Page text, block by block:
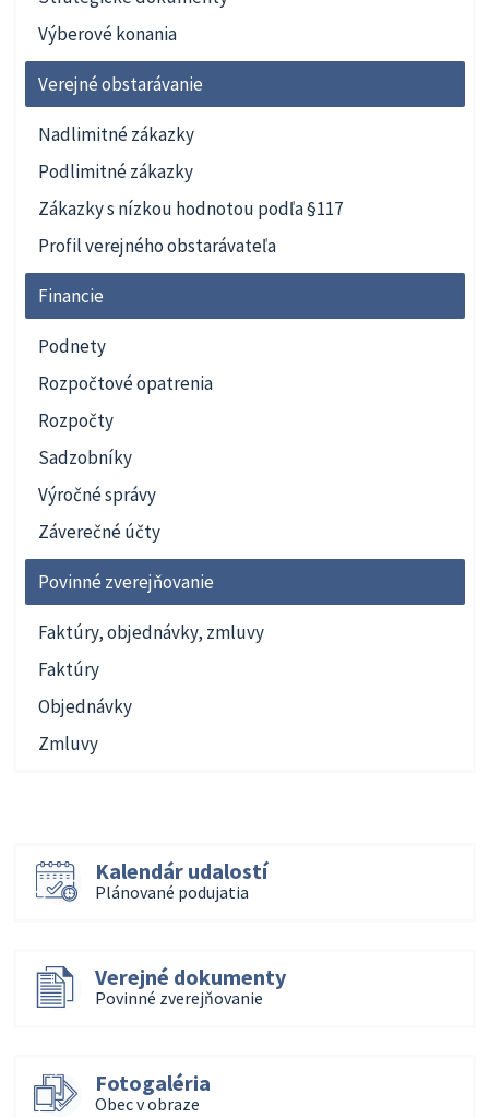
Výberové konania
Verejné obstarávanie
Nadlimitné zákazky
Podlimitné zákazky
Zákazky s nízkou hodnotou podľa §117
Profil verejného obstarávateľa
Financie
Podnety
Rozpočtové opatrenia
Rozpočty
Sadzobníky
Výročné správy
Záverečné účty
Povinné zverejňovanie
Faktúry, objednávky, zmluvy
Faktúry
Objednávky
Zmluvy
Kalendár udalostí
Plánované podujatia
Verejné dokumenty
Povinné zverejňovanie
Fotogaléria
Obec v obraze